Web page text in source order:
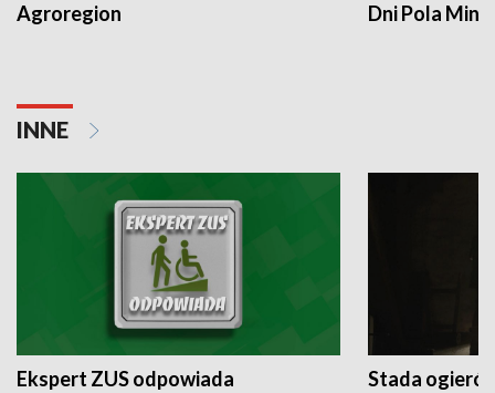
Agroregion Dni Pola
INNE
Ekspert ZUS odpowiada Stada